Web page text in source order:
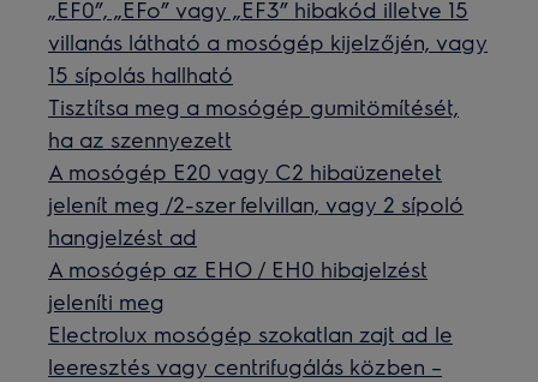
„EF0”, „EFo” vagy „EF3” hibakód illetve 15
villanás látható a mosógép kijelzőjén, vagy
15 sípolás hallható
Tisztítsa meg a mosógép gumitömítését,
ha az szennyezett
A mosógép E20 vagy C2 hibaüzenetet
jelenít meg /2-szer felvillan, vagy 2 sípoló
hangjelzést ad
A mosógép az EHO / EH0 hibajelzést
jeleníti meg
Electrolux mosógép szokatlan zajt ad le
leeresztés vagy centrifugálás közben –